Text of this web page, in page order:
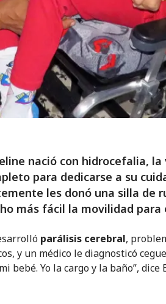
nació con hidrocefalia,
para dedicarse a su
les donó una silla de
más fácil la movilidad
parálisis cerebral,
y un médico le diagnosticó
bebé. Yo la cargo y la baño”, dice